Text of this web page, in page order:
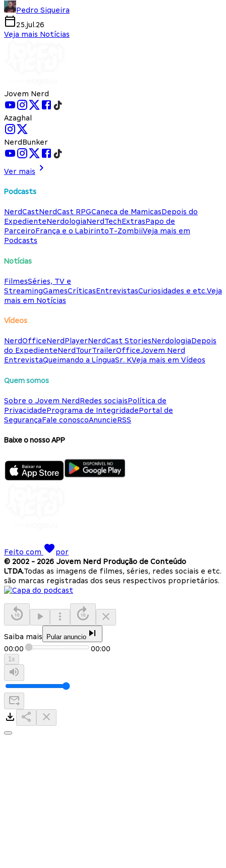
Pedro Siqueira
25.jul.26
Veja mais Notícias
Jovem Nerd
Azaghal
NerdBunker
Ver mais
Podcasts
NerdCastNerdCast RPGCaneca de MamicasDepois do
ExpedienteNerdologiaNerdTechExtrasPapo de
ParceiroFrança e o LabirintoT-ZombiiVeja mais em
Podcasts
Notícias
FilmesSéries, TV e
StreamingGamesCríticasEntrevistasCuriosidades e etc.Veja
mais em Notícias
Vídeos
NerdOfficeNerdPlayerNerdCast StoriesNerdologiaDepois
do ExpedienteNerdTourTrailerOfficeJovem Nerd
EntrevistaQueimando a LínguaSr. KVeja mais em Vídeos
Quem somos
Sobre o Jovem NerdRedes sociaisPolítica de
PrivacidadePrograma de IntegridadePortal de
SegurançaFale conoscoAnuncieRSS
Baixe o nosso APP
Feito com
por
© 2002 - 2026 Jovem Nerd Produção de Conteúdo
LTDA.Todas as imagens de filmes, séries, redes sociais e etc.
são marcas registradas dos seus respectivos proprietários.
Saiba mais Pular anuncio
00:00 00:00
1x